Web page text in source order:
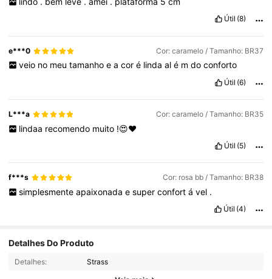
Útil (8)
e***0 Cor: caramelo / Tamanho: BR37
veio no meu tamanho e a cor é linda al é m do conforto
Útil (6)
L***a Cor: caramelo / Tamanho: BR35
lindaa recomendo muito !😍❤️
Útil (5)
f***s Cor: rosa bb / Tamanho: BR38
simplesmente apaixonada e super confort á vel .
Útil (4)
Detalhes Do Produto
Detalhes: Strass